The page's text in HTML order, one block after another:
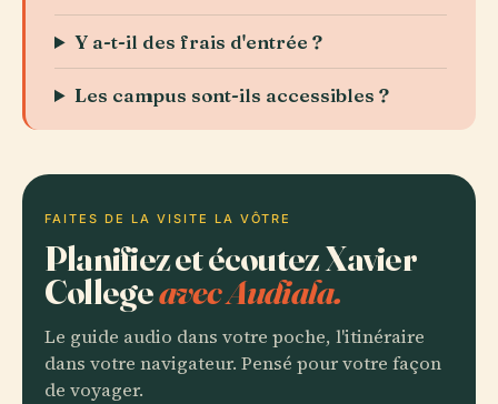
Y a-t-il des frais d'entrée ?
Les campus sont-ils accessibles ?
FAITES DE LA VISITE LA VÔTRE
Planifiez et écoutez Xavier
Collegeavec Audiala.
Le guide audio dans votre poche, l'itinéraire
dans votre navigateur. Pensé pour votre façon
de voyager.